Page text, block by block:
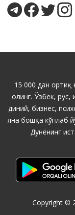
15 000 дан ортиқ
олинг. Ўзбек, рус,
диний, бизнес,
яна бошқа кўплаб
Дунёнинг
Copyright ©